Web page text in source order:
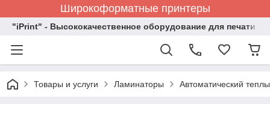
Широкоформатные принтеры
"iPrint" - Высококачественное оборудование для печати
Товары и услуги Ламинаторы Автоматический